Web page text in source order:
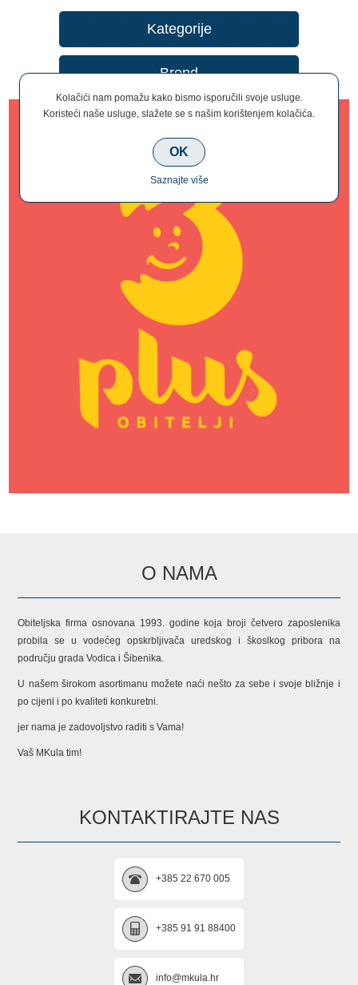
Kategorije
Brend
O NAMA
Obiteljska firma osnovana 1993. godine koja broji četvero zaposlenika
probila se u vodećeg opskrbljivača uredskog i škoslkog pribora na
području grada Vodica i Šibenika.
U našem širokom asortimanu možete naći nešto za sebe i svoje bližnje i
po cijeni i po kvaliteti konkuretni.
jer nama je zadovoljstvo raditi s Vama!
Vaš MKula tim!
KONTAKTIRAJTE NAS
+385 22 670 005
+385 91 91 88400
info@mkula.hr
Kolačići nam pomažu kako bismo isporučili svoje usluge.
Koristeći naše usluge, slažete se s našim korištenjem kolačića.
OK
Saznajte više